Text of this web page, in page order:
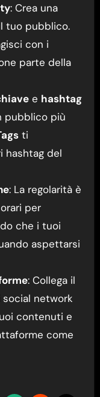
: Crea una
tuo pubblico.
con i
parte della
e hashtag
pubblico più
ti
hashtag del
: La regolarità è
per
che i tuoi
aspettarsi
: Collega il
network
contenuti e
come